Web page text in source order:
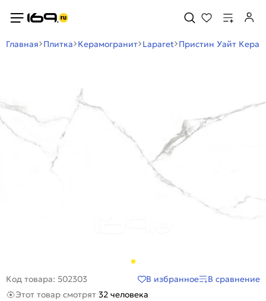
Главная Плитка Керамогранит Laparet Пристин Уайт
Код товара: 502303 В избранное
В сравнение
Этот товар смотрят 32 человека